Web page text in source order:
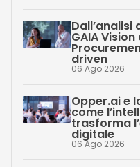
GAIA
driven
06 Ago 2026
Opper.ai e
come
trasforma
digitale
06 Ago 2026